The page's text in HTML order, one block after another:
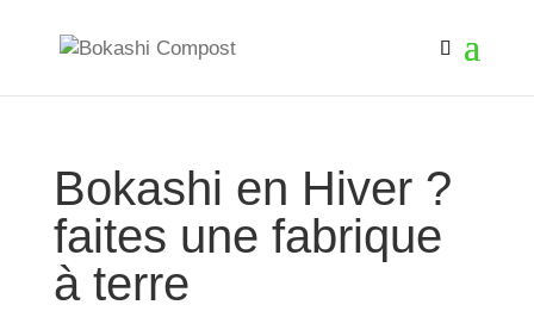
Bokashi en Hiver ?
faites une fabrique
à terre